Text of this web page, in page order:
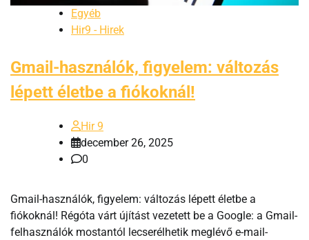
Egyéb
Hir9 - Hirek
Gmail-használók, figyelem: változás
lépett életbe a fiókoknál!
Hir 9
december 26, 2025
0
Gmail-használók, figyelem: változás lépett életbe a
fiókoknál! Régóta várt újítást vezetett be a Google: a Gmail-
felhasználók mostantól lecserélhetik meglévő e-mail-